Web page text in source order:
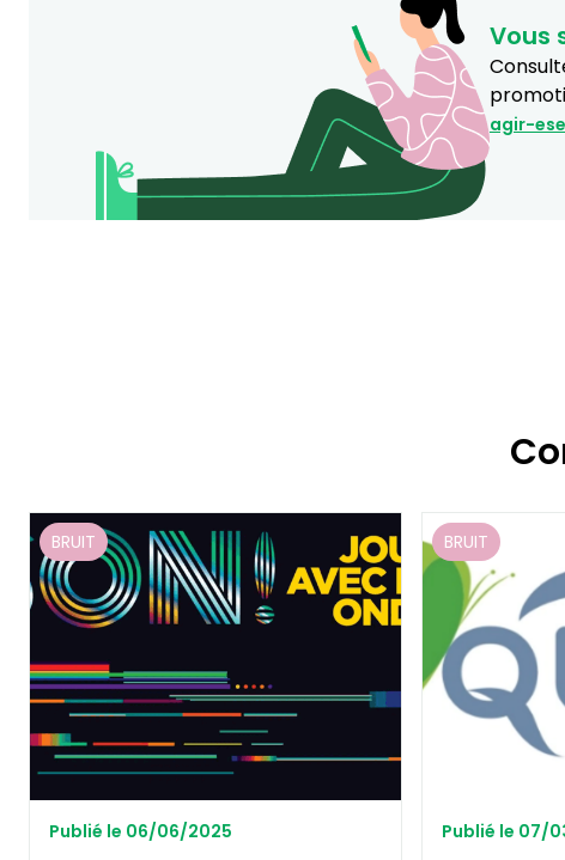
Vous
agir-
BRUIT
Publié le 06/06/2025
BRUIT
Publié le 07/